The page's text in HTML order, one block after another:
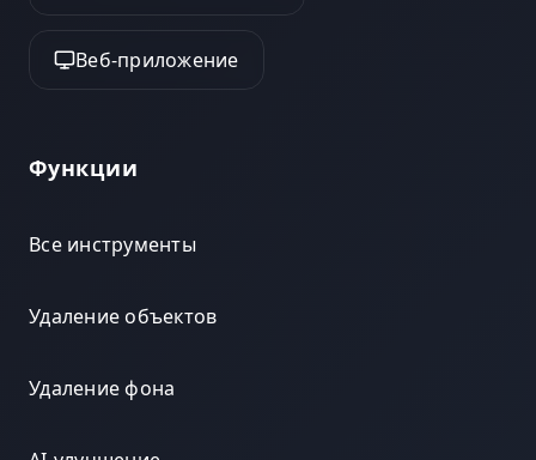
Веб-приложение
Функции
Все инструменты
Удаление объектов
Удаление фона